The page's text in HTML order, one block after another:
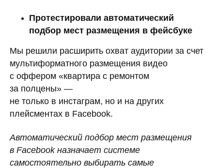
Протестировали автоматический
подбор мест размещения в фейсбуке
Мы решили расширить охват аудитории за счет
мультиформатного размещения видео
с оффером «квартира с ремонтом
за полцены» —
не только в инстаграм, но и на других
плейсментах в Facebook.
Автоматический подбор мест размещения
в Facebook назначает системе
самостоятельно выбирать самые